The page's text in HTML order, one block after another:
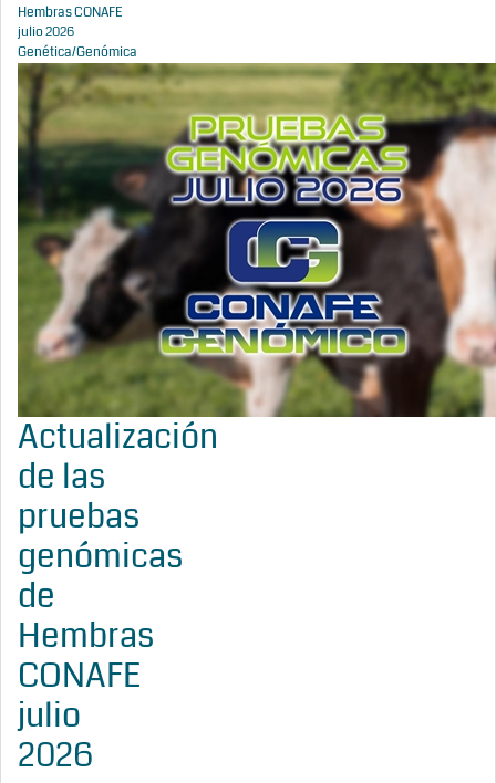
Hembras CONAFE
julio 2026
Genética/Genómica
Actualización
de las
pruebas
genómicas
de
Hembras
CONAFE
julio
2026